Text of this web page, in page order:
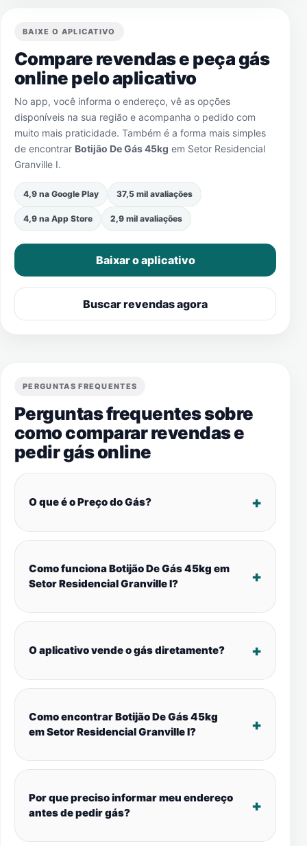
BAIXE O APLICATIVO
Compare revendas e peça gás
online pelo aplicativo
No app, você informa o endereço, vê as opções
disponíveis na sua região e acompanha o pedido com
muito mais praticidade. Também é a forma mais simples
de encontrar Botijão De Gás 45kg em Setor Residencial
Granville I.
4,9 na Google Play 37,5 mil avaliações
4,9 na App Store 2,9 mil avaliações
Baixar o aplicativo
Buscar revendas agora
PERGUNTAS FREQUENTES
Perguntas frequentes sobre
como comparar revendas e
pedir gás online
O que é o Preço do Gás?
Como funciona Botijão De Gás 45kg em
Setor Residencial Granville I?
O aplicativo vende o gás diretamente?
Como encontrar Botijão De Gás 45kg
em Setor Residencial Granville I?
Por que preciso informar meu endereço
antes de pedir gás?